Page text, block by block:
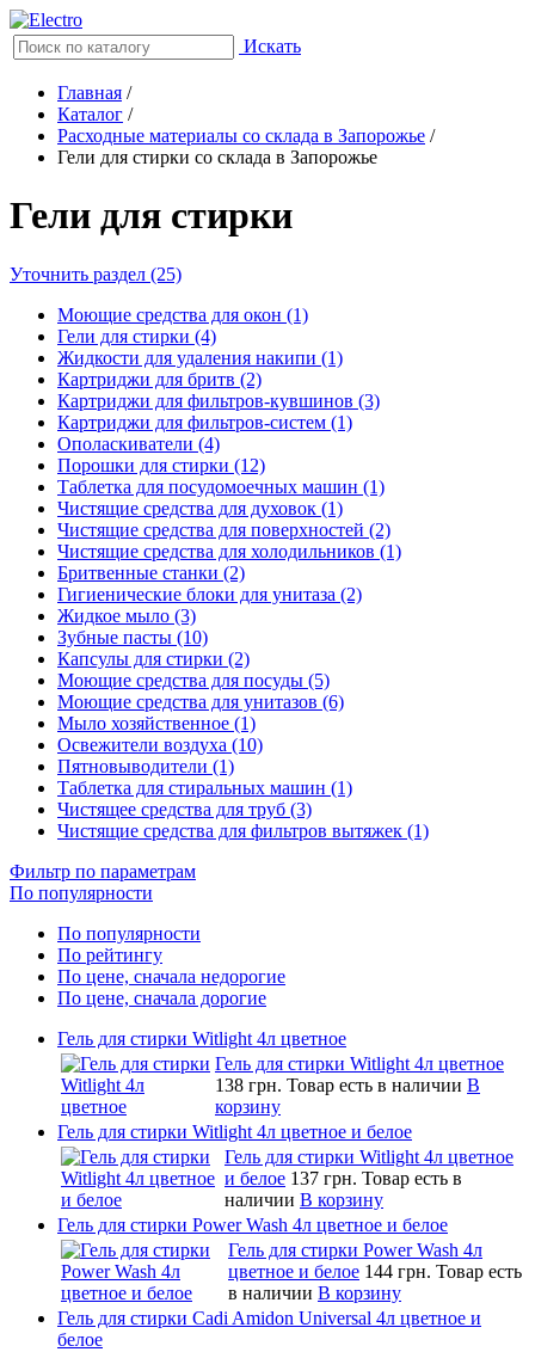
Искать
Главная /
Каталог /
Расходные материалы со склада в Запорожье /
Гели для стирки со склада в Запорожье
Гели для стирки
Уточнить раздел (25)
Моющие средства для окон (1)
Гели для стирки (4)
Жидкости для удаления накипи (1)
Картриджи для бритв (2)
Картриджи для фильтров-кувшинов (3)
Картриджи для фильтров-систем (1)
Ополаскиватели (4)
Порошки для стирки (12)
Таблетка для посудомоечных машин (1)
Чистящие средства для духовок (1)
Чистящие средства для поверхностей (2)
Чистящие средства для холодильников (1)
Бритвенные станки (2)
Гигиенические блоки для унитаза (2)
Жидкое мыло (3)
Зубные пасты (10)
Капсулы для стирки (2)
Моющие средства для посуды (5)
Моющие средства для унитазов (6)
Мыло хозяйственное (1)
Освежители воздуха (10)
Пятновыводители (1)
Таблетка для стиральных машин (1)
Чистящее средства для труб (3)
Чистящие средства для фильтров вытяжек (1)
Фильтр по параметрам
По популярности
По популярности
По рейтингу
По цене, сначала недорогие
По цене, сначала дорогие
Гель для стирки Witlight 4л цветное
Гель для стирки Witlight 4л цветное
138 грн. Товар есть в наличии В
корзину
Гель для стирки Witlight 4л цветное и белое
Гель для стирки Witlight 4л цветное
и белое 137 грн. Товар есть в
наличии В корзину
Гель для стирки Power Wash 4л цветное и белое
Гель для стирки Power Wash 4л
цветное и белое 144 грн. Товар есть
в наличии В корзину
Гель для стирки Cadi Amidon Universal 4л цветное и
белое